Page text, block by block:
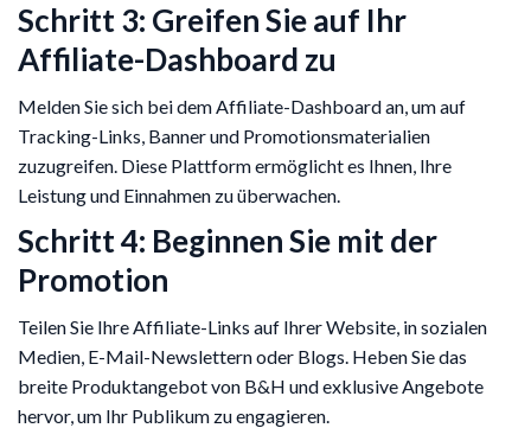
Schritt 3: Greifen Sie auf Ihr
Affiliate-Dashboard zu
Melden Sie sich bei dem Affiliate-Dashboard an, um auf
Tracking-Links, Banner und Promotionsmaterialien
zuzugreifen. Diese Plattform ermöglicht es Ihnen, Ihre
Leistung und Einnahmen zu überwachen.
Schritt 4: Beginnen Sie mit der
Promotion
Teilen Sie Ihre Affiliate-Links auf Ihrer Website, in sozialen
Medien, E-Mail-Newslettern oder Blogs. Heben Sie das
breite Produktangebot von B&H und exklusive Angebote
hervor, um Ihr Publikum zu engagieren.